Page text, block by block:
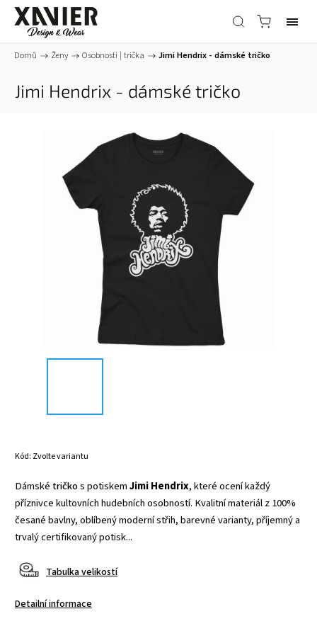
Domů / Ženy / Osobnosti | trička / Jimi Hendrix - dámské tričko
Jimi Hendrix - dámské tričko
Kód: Zvolte variantu
Dámské tričkos potiskemJimi Hendrix, které ocení každý
příznivce kultovních hudebních osobností. Kvalitní materiál z 100%
česané bavlny, oblíbený moderní střih, barevné varianty, příjemný a
trvalý certifikovaný potisk...
Tabulka velikostí
Detailní informace